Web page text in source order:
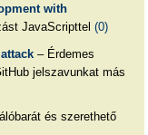
with
JavaScripttel (0)
– Érdemes
jelszavunkat más
és szerethető